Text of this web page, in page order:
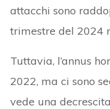
attacchi sono
trimestre del 2024
Tuttavia, l’annus
2022, ma ci sono
vede una